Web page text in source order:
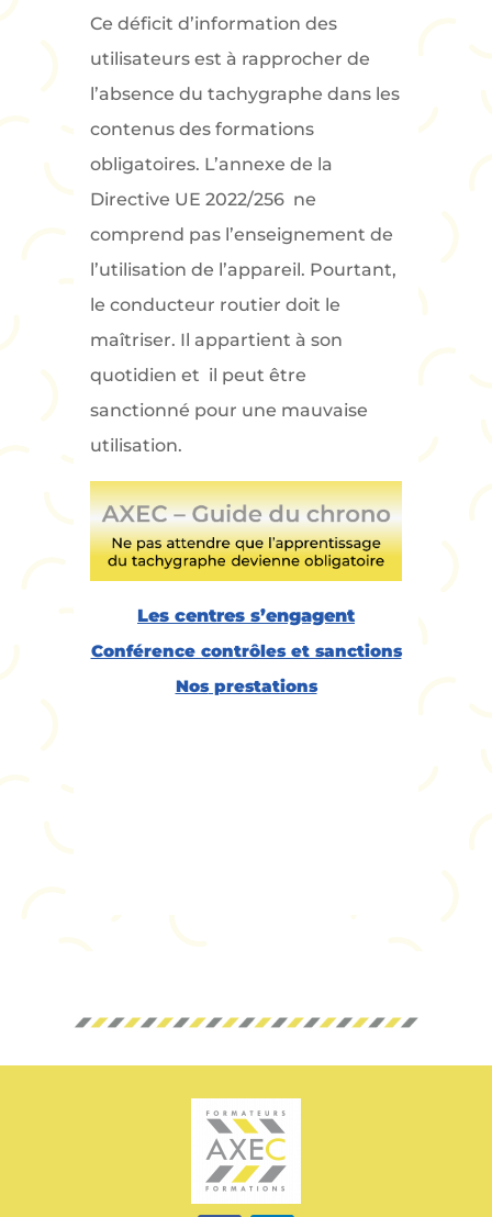
Ce déficit d’information des
utilisateurs est à rapprocher de
l’absence du tachygraphe dans les
contenus des formations
obligatoires. L’annexe de la
Directive UE 2022/256 ne
comprend pas l’enseignement de
l’utilisation de l’appareil. Pourtant,
le conducteur routier doit le
maîtriser. Il appartient à son
quotidien et il peut être
sanctionné pour une mauvaise
utilisation.
Les centres s’engagent
Conférence contrôles et sanctions
Nosprestations